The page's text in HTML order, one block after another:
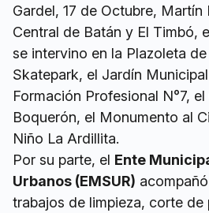
Gardel, 17 de Octubre, Martín
Central de Batán y El Timbó,
se intervino en la Plazoleta
Skatepark, el Jardín
Formación Profesional N°7,
Boquerón, el Monumento al
Niño La Ardillita.
Por su parte, el Ente
Urbanos (EMSUR)
trabajos de limpieza, corte